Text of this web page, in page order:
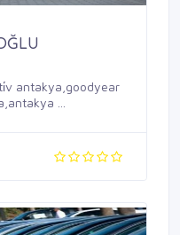
antakya,goodyear
...